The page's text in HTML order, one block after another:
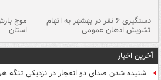
دستگیری ۶ نفر در بهشهر به اتهام
تشویش اذهان عمومی استان
آخرین اخبار
شنیده شدن صدای دو انفجار در نزدیکی تنگه